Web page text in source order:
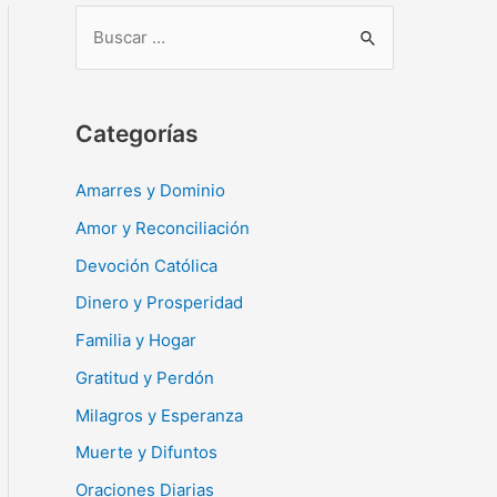
c
r
Categorías
Amarres y Dominio
Amor y Reconciliación
Devoción Católica
Dinero y Prosperidad
Familia y Hogar
Gratitud y Perdón
Milagros y Esperanza
Muerte y Difuntos
Oraciones Diarias